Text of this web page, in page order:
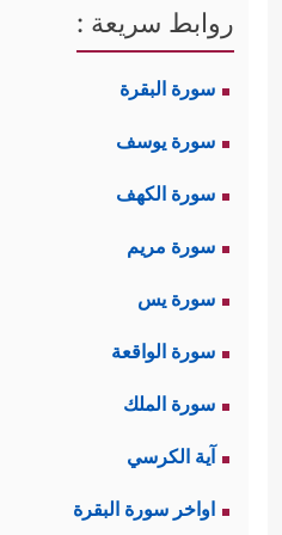
الحقيقة التي
في كلّ مواجهة مع
فهذه لوحدها كافية
المزيَّفة التي يصنعها
ثانيًا: إن دعوة قريش
والحرص على
لمصلحتهم وفائدتهم
وهذا أصلٌ في علاقة
الخلق﴿قُل لِّمَن مَّا فِی
كَتَبَ عَلَىٰ نَفۡسِهِ ٱلرَّحۡمَةَۚ﴾
روابط سريعة :
سورة البقرة
سورة يوسف
سورة الكهف
سورة مريم
سورة يس
سورة الواقعة
سورة الملك
آية الكرسي
اواخر سورة البقرة